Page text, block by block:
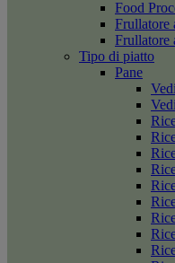
Food
Frullatore
Frullatore
Tipo di piatto
Pane